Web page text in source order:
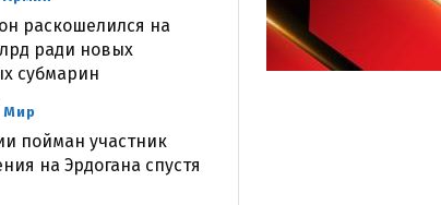
раскошелился на
ради новых
субмарин
Мир
пойман участник
на Эрдогана спустя